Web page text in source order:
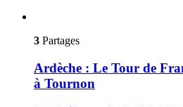
3 Partages
Ardèche : Le Tour de
à Tournon